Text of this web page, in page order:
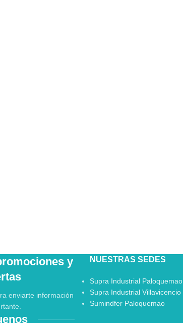
y
enviarte información
NUESTRAS SEDES
Supra Industrial Paloquemao
Supra Industrial Villavicencio
Sumindfer Paloquemao